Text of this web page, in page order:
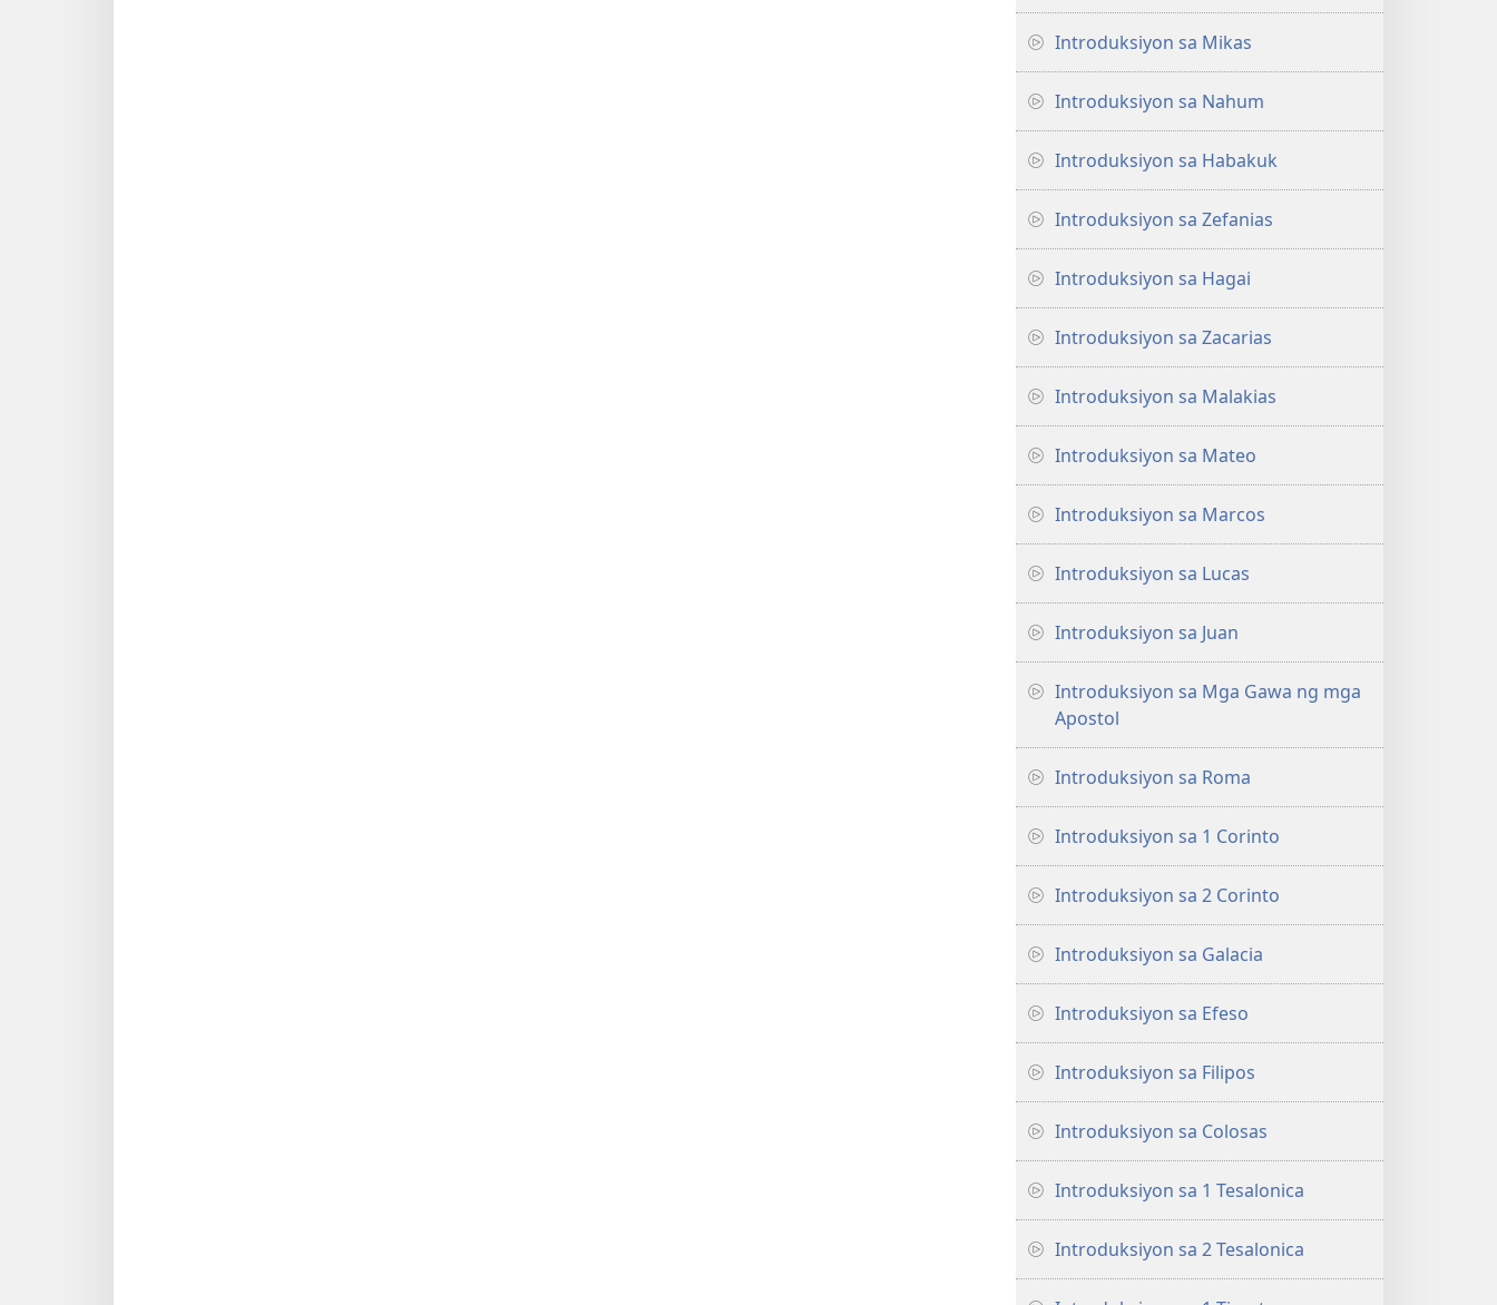
Introduksiyon sa Mikas
Introduksiyon sa Nahum
Introduksiyon sa Habakuk
Introduksiyon sa Zefanias
Introduksiyon sa Hagai
Introduksiyon sa Zacarias
Introduksiyon sa Malakias
Introduksiyon sa Mateo
Introduksiyon sa Marcos
Introduksiyon sa Lucas
Introduksiyon sa Juan
Introduksiyon sa Mga Gawa ng mga
Apostol
Introduksiyon sa Roma
Introduksiyon sa 1 Corinto
Introduksiyon sa 2 Corinto
Introduksiyon sa Galacia
Introduksiyon sa Efeso
Introduksiyon sa Filipos
Introduksiyon sa Colosas
Introduksiyon sa 1 Tesalonica
Introduksiyon sa 2 Tesalonica